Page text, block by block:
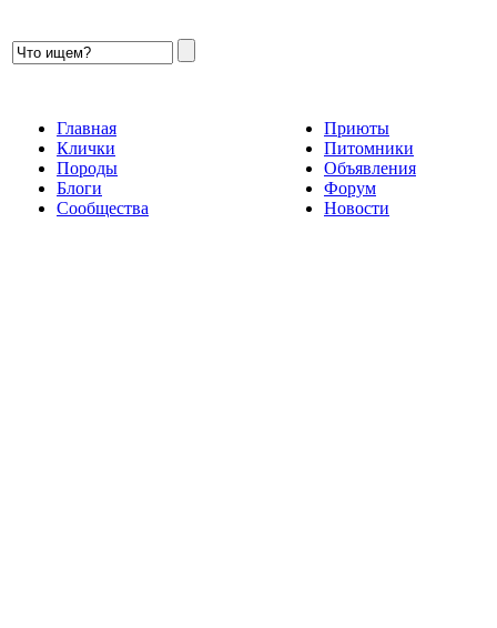
Главная
Клички
Породы
Блоги
Сообщества
Приюты
Питомники
Объявления
Форум
Новости